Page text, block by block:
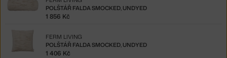
POLŠTÁŘ FALDA SMOCKED, UNDYED
1 856 Kč
POLŠTÁŘ FALDA SMOCKED, UNDYED
FERM LIVING
1 406 Kč